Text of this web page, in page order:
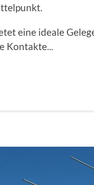
eine ideale
Kontakte...